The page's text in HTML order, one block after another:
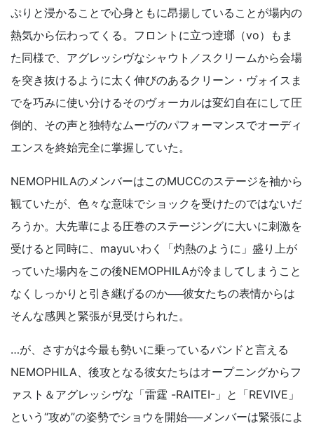
ぷりと浸かることで心身ともに昂揚していることが場内の
熱気から伝わってくる。フロントに立つ逹瑯（vo）もま
た同様で、アグレッシヴなシャウト／スクリームから会場
を突き抜けるように太く伸びのあるクリーン・ヴォイスま
でを巧みに使い分けるそのヴォーカルは変幻自在にして圧
倒的、その声と独特なムーヴのパフォーマンスでオーディ
エンスを終始完全に掌握していた。
NEMOPHILAのメンバーはこのMUCCのステージを袖から
観ていたが、色々な意味でショックを受けたのではないだ
ろうか。大先輩による圧巻のステージングに大いに刺激を
受けると同時に、mayuいわく「灼熱のように」盛り上が
っていた場内をこの後NEMOPHILAが冷ましてしまうこと
なくしっかりと引き継げるのか──彼女たちの表情からは
そんな感興と緊張が見受けられた。
…が、さすがは今最も勢いに乗っているバンドと言える
NEMOPHILA、後攻となる彼女たちはオープニングからフ
ァスト＆アグレッシヴな「雷霆 -RAITEI-」と「REVIVE」
という“攻め”の姿勢でショウを開始──メンバーは緊張によ